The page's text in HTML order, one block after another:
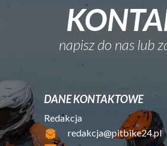
napisz do nas lub
DANE KONTAKTOWE
Redakcja
redakcja@pitbike24.pl